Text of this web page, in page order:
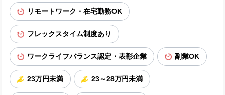
リモートワーク・在宅勤務OK
フレックスタイム制度あり
ワークライフバランス認定・表彰企業 副業OK
23万円未満 23～28万円未満